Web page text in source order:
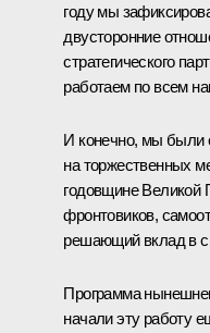
годумы
двусторонние
стратегического
работаем по всем
И конечно, мы были
на торжественных
годовщине
фронтовиков,
решающий вклад в
Программа
начали эту работу